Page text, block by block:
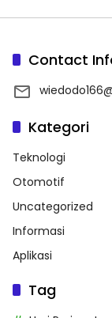
Contact
Kategori
Teknologi
Otomotif
Uncategorized
Informasi
Aplikasi
Tag